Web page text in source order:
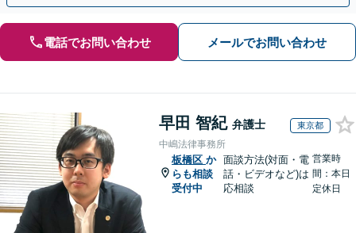
電話でお問い合わせ メールでお問い合わせ
早田 智紀 弁護士 東京都
中嶋法律事務所
板橋区 か
らも相談
受付中
面談方法(対面・電
話・ビデオなど)は
応相談
営業時
間：本日
定休日